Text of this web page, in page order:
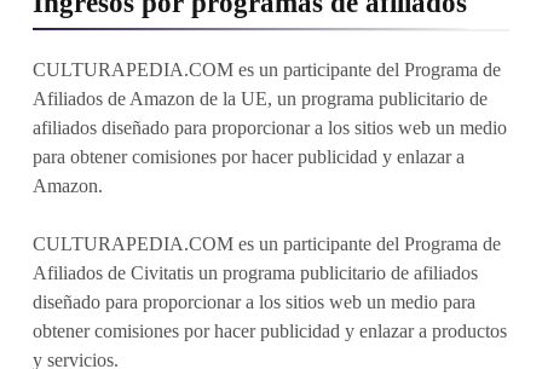
CULTURAPEDIA.COM es un participante del Programa de
Afiliados de Amazon de la UE, un programa publicitario de
afiliados diseñado para proporcionar a los sitios web un medio
para obtener comisiones por hacer publicidad y enlazar a
Amazon.
CULTURAPEDIA.COM es un participante del Programa de
Afiliados de Civitatis un programa publicitario de afiliados
diseñado para proporcionar a los sitios web un medio para
obtener comisiones por hacer publicidad y enlazar a productos
y servicios.